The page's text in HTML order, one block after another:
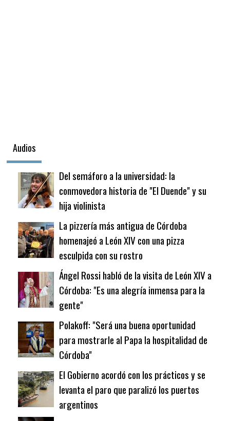
Audios
Del semáforo a la universidad: la
conmovedora historia de "El Duende" y su
hija violinista
La pizzería más antigua de Córdoba
homenajeó a León XIV con una pizza
esculpida con su rostro
Ángel Rossi habló de la visita de León XIV a
Córdoba: "Es una alegría inmensa para la
gente"
Polakoff: "Será una buena oportunidad
para mostrarle al Papa la hospitalidad de
Córdoba"
El Gobierno acordó con los prácticos y se
levanta el paro que paralizó los puertos
argentinos